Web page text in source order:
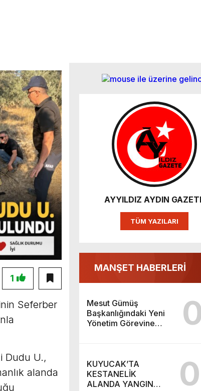
AYYILDIZ AYDIN
TÜM YAZILARI
MANŞET HABERLERİ
Mesut Gümüş
Başkanlığındaki Yeni
Yönetim Görevine
KUYUCAK’TA
KESTANELİK
ALANDA YANGIN
1
Seferber
Dudu U.,
alanda